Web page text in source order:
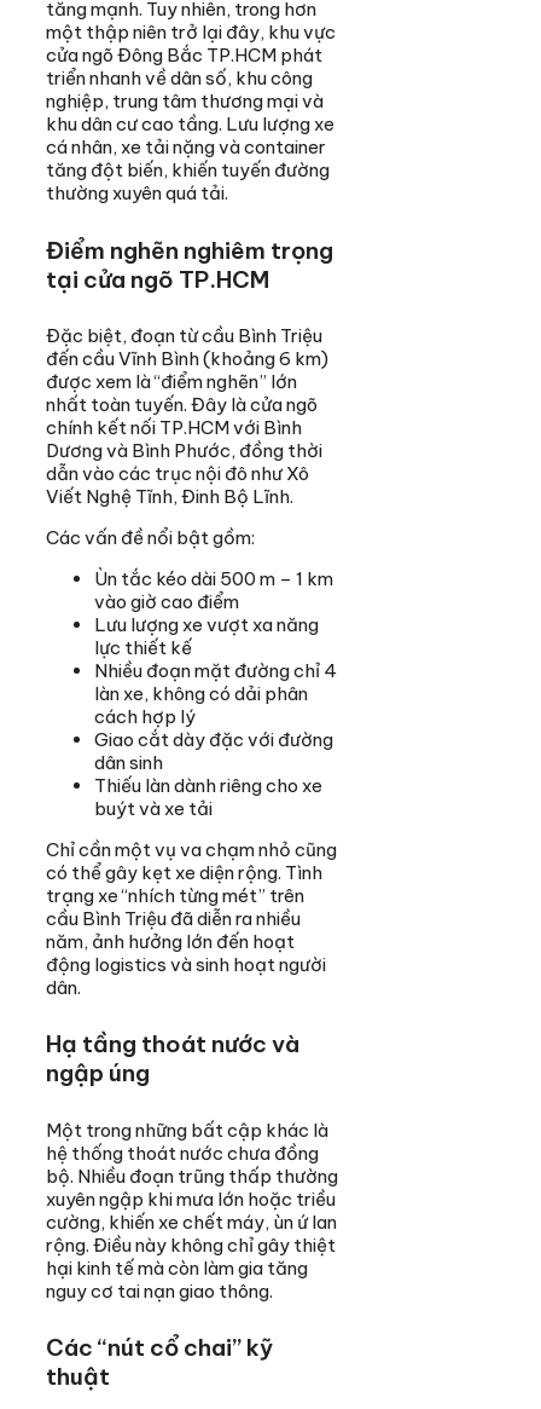
tăng mạnh. Tuy nhiên, trong hơn
một thập niên trở lại đây, khu vực
cửa ngõ Đông Bắc TP.HCM phát
triển nhanh về dân số, khu công
nghiệp, trung tâm thương mại và
khu dân cư cao tầng. Lưu lượng xe
cá nhân, xe tải nặng và container
tăng đột biến, khiến tuyến đường
thường xuyên quá tải.
Điểm nghẽn nghiêm trọng
tại cửa ngõ TP.HCM
Đặc biệt, đoạn từ cầu Bình Triệu
đến cầu Vĩnh Bình (khoảng 6 km)
được xem là “điểm nghẽn” lớn
nhất toàn tuyến. Đây là cửa ngõ
chính kết nối TP.HCM với Bình
Dương và Bình Phước, đồng thời
dẫn vào các trục nội đô như Xô
Viết Nghệ Tĩnh, Đinh Bộ Lĩnh.
Các vấn đề nổi bật gồm:
Ùn tắc kéo dài 500 m – 1 km
vào giờ cao điểm
Lưu lượng xe vượt xa năng
lực thiết kế
Nhiều đoạn mặt đường chỉ 4
làn xe, không có dải phân
cách hợp lý
Giao cắt dày đặc với đường
dân sinh
Thiếu làn dành riêng cho xe
buýt và xe tải
Chỉ cần một vụ va chạm nhỏ cũng
có thể gây kẹt xe diện rộng. Tình
trạng xe “nhích từng mét” trên
cầu Bình Triệu đã diễn ra nhiều
năm, ảnh hưởng lớn đến hoạt
động logistics và sinh hoạt người
dân.
Hạ tầng thoát nước và
ngập úng
Một trong những bất cập khác là
hệ thống thoát nước chưa đồng
bộ. Nhiều đoạn trũng thấp thường
xuyên ngập khi mưa lớn hoặc triều
cường, khiến xe chết máy, ùn ứ lan
rộng. Điều này không chỉ gây thiệt
hại kinh tế mà còn làm gia tăng
nguy cơ tai nạn giao thông.
Các “nút cổ chai” kỹ
thuật